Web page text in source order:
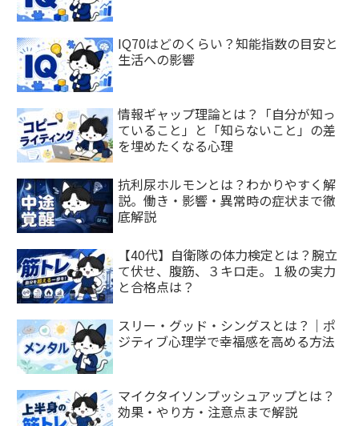
IQ70はどのくらい？知能指数の目安と
生活への影響
情報ギャップ理論とは？「自分が知っ
ていること」と「知らないこと」の差
を埋めたくなる心理
抗利尿ホルモンとは？わかりやすく解
説。働き・影響・異常時の症状まで徹
底解説
【40代】自衛隊の体力検定とは？腕立
て伏せ、腹筋、３キロ走。１級の実力
と合格点は？
スリー・グッド・シングスとは？｜ポ
ジティブ心理学で幸福感を高める方法
マイクタイソンプッシュアップとは？
効果・やり方・注意点まで解説